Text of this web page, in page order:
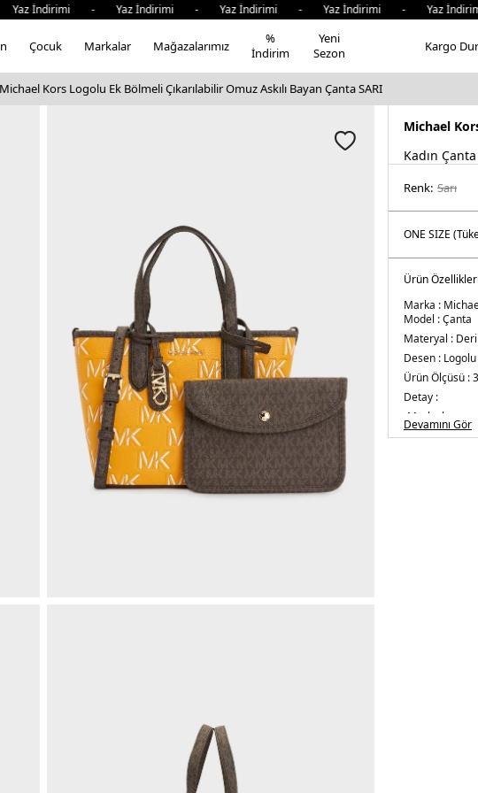
- Yaz İndirimi - Yaz İndirimi - Yaz İndirimi - Yaz
Çocuk Markalar Mağazalarımız
%
İndirim
Yeni
Sezon
Kargo
Michael Kors Logolu Ek Bölmeli Çıkarılabilir Omuz Askılı Bayan Çanta SARI
Michael
Kadın Çanta
Renk: sari
Ürün Özellikleri
Marka :
Model :Çanta
Materyal : Deri
Desen : Logolu
Ürün Ölçüsü :
Detay :
Marka logosu
-Çıkarılabilir,
Devamını Gör